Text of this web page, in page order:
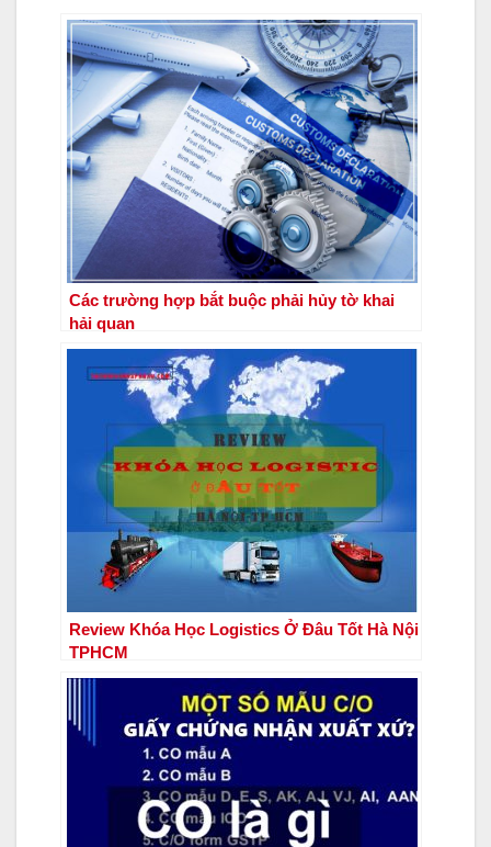
Các trường hợp bắt buộc phải hủy tờ khai
hải quan
Review Khóa Học Logistics Ở Đâu Tốt Hà Nội
TPHCM